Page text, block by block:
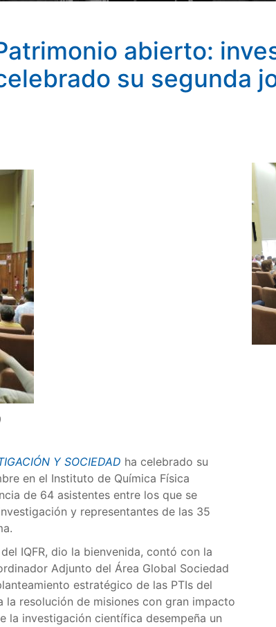
abierto:
su segunda
Y SOCIEDAD ha celebrado su
en el Instituto de Química Física
de 64 asistentes entre los que se
y representantes de las 35
IQFR, dio la bienvenida, contó con la
Adjunto del Área Global Sociedad
estratégico de las PTIs del
resolución de misiones con gran impacto
la investigación científica desempeña un